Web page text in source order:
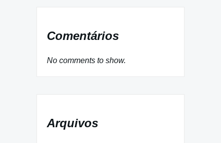
Comentários
No comments to show.
Arquivos